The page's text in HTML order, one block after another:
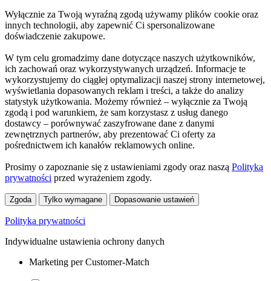
Wyłącznie za Twoją wyraźną zgodą używamy plików cookie oraz
innych technologii, aby zapewnić Ci spersonalizowane
doświadczenie zakupowe.
W tym celu gromadzimy dane dotyczące naszych użytkowników,
ich zachowań oraz wykorzystywanych urządzeń. Informacje te
wykorzystujemy do ciągłej optymalizacji naszej strony internetowej,
wyświetlania dopasowanych reklam i treści, a także do analizy
statystyk użytkowania. Możemy również – wyłącznie za Twoją
zgodą i pod warunkiem, że sam korzystasz z usług danego
dostawcy – porównywać zaszyfrowane dane z danymi
zewnętrznych partnerów, aby prezentować Ci oferty za
pośrednictwem ich kanałów reklamowych online.
Prosimy o zapoznanie się z ustawieniami zgody oraz naszą Polityką
prywatności przed wyrażeniem zgody.
Zgoda Tylko wymagane Dopasowanie ustawień
Polityka prywatności
Indywidualne ustawienia ochrony danych
Marketing per Customer-Match